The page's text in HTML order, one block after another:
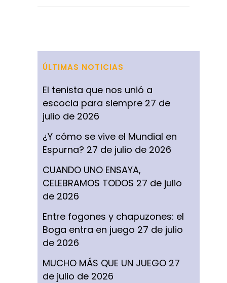
ÚLTIMAS NOTICIAS
El tenista que nos unió a
escocia para siempre 27 de
julio de 2026
¿Y cómo se vive el Mundial en
Espurna? 27 de julio de 2026
CUANDO UNO ENSAYA,
CELEBRAMOS TODOS 27 de julio
de 2026
Entre fogones y chapuzones: el
Boga entra en juego 27 de julio
de 2026
MUCHO MÁS QUE UN JUEGO 27
de julio de 2026